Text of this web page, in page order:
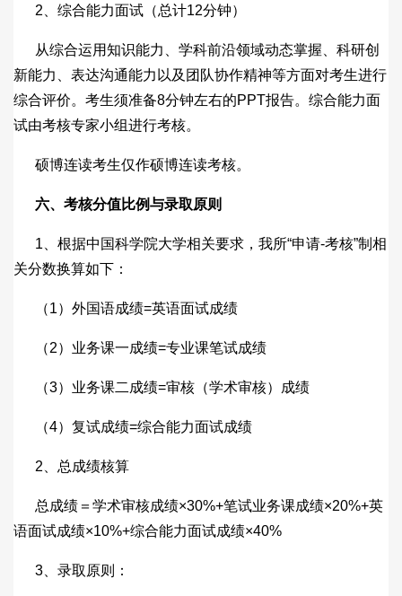
2、综合能力面试（总计12分钟）
从综合运用知识能力、学科前沿领域动态掌握、科研创
新能力、表达沟通能力以及团队协作精神等方面对考生进行
综合评价。考生须准备8分钟左右的PPT报告。综合能力面
试由考核专家小组进行考核。
硕博连读考生仅作硕博连读考核。
六、考核分值比例与录取原则
1、根据中国科学院大学相关要求，我所“申请-考核”制相
关分数换算如下：
（1）外国语成绩=英语面试成绩
（2）业务课一成绩=专业课笔试成绩
（3）业务课二成绩=审核（学术审核）成绩
（4）复试成绩=综合能力面试成绩
2、总成绩核算
总成绩＝学术审核成绩×30%+笔试业务课成绩×20%+英
语面试成绩×10%+综合能力面试成绩×40%
3、录取原则：